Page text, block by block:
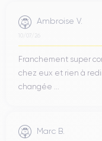
Ambroise V.
10/07/26
Franchement super
chez eux et rien à
changée ...
Marc B.